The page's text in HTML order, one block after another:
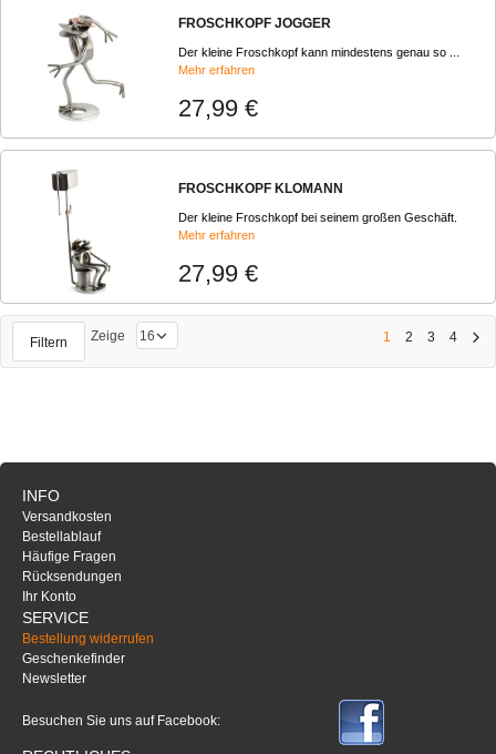
FROSCHKOPF JOGGER
Der kleine Froschkopf kann mindestens genau so ...
Mehr erfahren
27,99 €
FROSCHKOPF KLOMANN
Der kleine Froschkopf bei seinem großen Geschäft.
Mehr erfahren
27,99 €
Filtern 1 2 3 4
Zeige
INFO
Versandkosten
Bestellablauf
Häufige Fragen
Rücksendungen
Ihr Konto
SERVICE
Bestellung widerrufen
Geschenkefinder
Newsletter
Besuchen Sie uns auf Facebook: